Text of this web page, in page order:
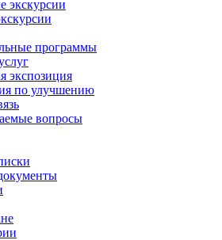
экскурсии
программы
экспозиция
по улучшению
вопросы